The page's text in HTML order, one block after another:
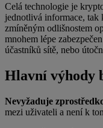
Celá technologie je
jednotlivá informace,
zmíněným odlišnostem
mnohem lépe
účastníků sítě, nebo
Hlavní výhody
Nevyžaduje
mezi uživateli a není k